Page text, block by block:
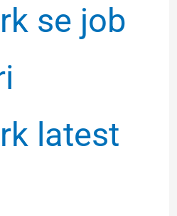
se job
latest